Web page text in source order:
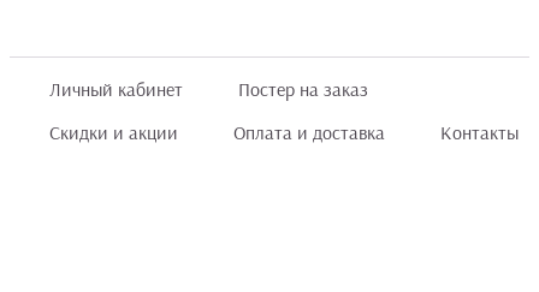
Личный кабинет
Постер на заказ
Скидки и акции
Оплата и доставка
Контакты